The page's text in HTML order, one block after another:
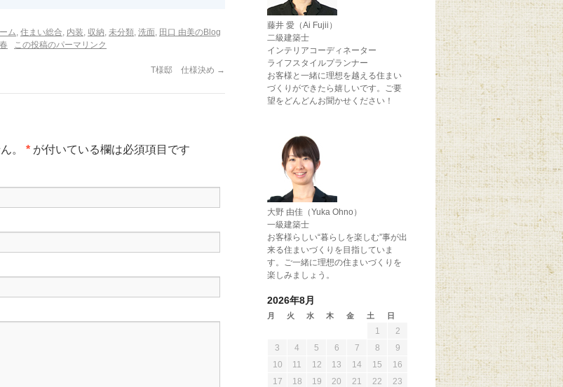
ム, 住まい総合, 内装, 収納, 未分類, 洗面, 田口 由美のBlog
この投稿のパーマリンク
T様邸 仕様決め →
。 * が付いている欄は必須項目です
藤井 愛（Ai Fujii）
二級建築士
インテリアコーディネーター
ライフスタイルプランナー
お客様と一緒に理想を越える住まい
づくりができたら嬉しいです。ご要
望をどんどんお聞かせください！
大野 由佳（Yuka Ohno）
一級建築士
お客様らしい“暮らしを楽しむ”事が出
来る住まいづくりを目指していま
す。ご一緒に理想の住まいづくりを
楽しみましょう。
2026年8月
月 火 水 木 金 土 日
1
2
3
4 5 6 7 8
9
10
11 12 13 14 15
16
17
18 19 20 21 22
23